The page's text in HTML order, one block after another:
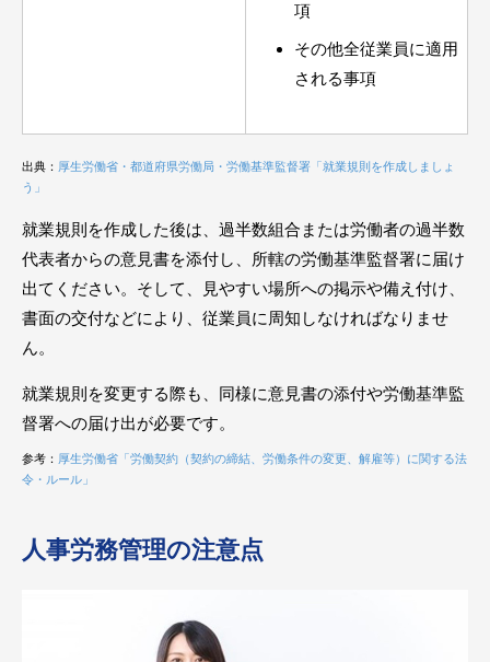
項
その他全従業員に適用
される事項
出典： 厚生労働省・都道府県労働局・労働基準監督署「就業規則を作成しましょ
う」
就業規則を作成した後は、過半数組合または労働者の過半数
代表者からの意見書を添付し、所轄の労働基準監督署に届け
出てください。そして、見やすい場所への掲示や備え付け、
書面の交付などにより、従業員に周知しなければなりませ
ん。
就業規則を変更する際も、同様に意見書の添付や労働基準監
督署への届け出が必要です。
参考： 厚生労働省「労働契約（契約の締結、労働条件の変更、解雇等）に関する法
令・ルール」
人事労務管理の注意点